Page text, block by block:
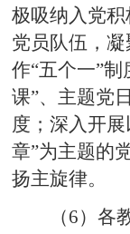
极吸纳入党
党员队伍，
作“五个一”
课”、主题党
度；深入开
章”为主题的
扬主旋律。
（6）